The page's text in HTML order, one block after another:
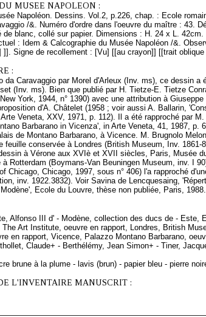
MUSEE NAPOLEON :
Napoléon. Dessins. Vol.2, p.226, chap. : Ecole
/&. Numéro d'ordre dans l'oeuvre du maître : 43.
de blanc, collé sur papier. Dimensions : H. 24 x L.
: Idem & Calcographie du Musée Napoléon /&.
]]. Signe de recollement : [Vu] [[au crayon]] [[trait
:
da Caravaggio par Morel d'Arleux (Inv. ms), ce dessin
(Inv. ms). Bien que publié par H. Tietze-E. Tietze
York, 1944, n° 1390) avec une attribution à
d'A. Châtelet (1958 ; voir aussi A. Ballarin,
Veneta, XXV, 1971, p. 112). Il a été rapproché par
Barbarano in Vicenza', in Arte Veneta, 41, 1987,
de Montano Barbarano, à Vicence. M. Brugnolo
feuille conservée à Londres (British Museum, Inv.
à Vérone aux XVIè et XVII siècles, Paris, Musée
Rotterdam (Boymans-Van Beuningen Museum, inv. I
Chicago, Chicago, 1997, sous n° 406) l'a rapproché
inv. 1922.3832). Voir Savina de Lencquesaing,
Ecole du Louvre, thèse non publiée, Paris, 1988.
Alfonso III d' - Modène, collection des ducs de - Este,
The Art Institute, oeuvre en rapport, Londres, British
en rapport, Vicence, Palazzo Montano Barbarano,
Claude+ - Berthélémy, Jean Simon+ - Tiner,
brune à la plume - lavis (brun) - papier bleu - pierre
L'INVENTAIRE MANUSCRIT :